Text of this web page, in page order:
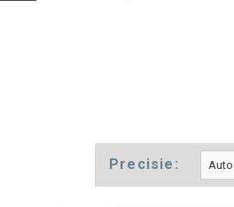
Precisie: